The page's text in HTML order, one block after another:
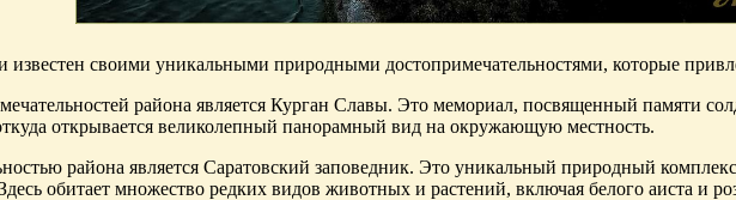
известен своими уникальными природными достопримечательностями, которые
района является Курган Славы. Это мемориал, посвященный памяти
открывается великолепный панорамный вид на окружающую местность.
района является Саратовский заповедник. Это уникальный природный
обитает множество редких видов животных и растений, включая белого аиста и